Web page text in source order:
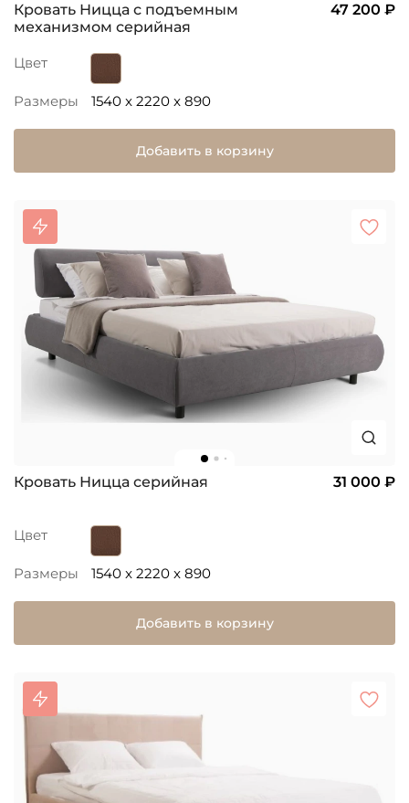
Кровать Ницца с подъемным
механизмом серийная
47 200 ₽
Цвет
Размеры 1540 x 2220 x 890
Добавить в корзину
Кровать Ницца серийная 31 000 ₽
Цвет
Размеры 1540 x 2220 x 890
Добавить в корзину